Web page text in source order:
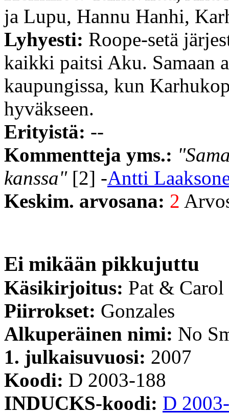
ja Lupu, Hannu Hanhi,
Lyhyesti: Roope-setä
kaikki paitsi Aku. Samaan
kaupungissa, kun
hyväkseen.
Erityistä: --
Kommentteja yms.:
kanssa"[2] -Antti
Keskim. arvosana: 2
Ei mikään pikkujuttu
Käsikirjoitus: Pat &
Piirrokset: Gonzales
Alkuperäinen nimi: No
1. julkaisuvuosi: 2007
Koodi: D 2003-188
INDUCKS-koodi: D